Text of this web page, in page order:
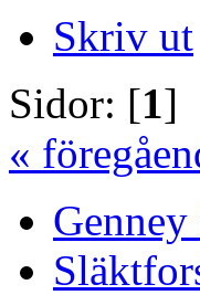
Skriv ut
Sidor: [1]
«